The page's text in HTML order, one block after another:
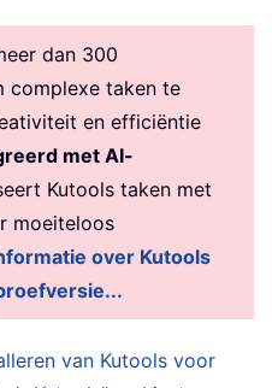
dan 300
complexe taken te
en efficiëntie
met AI-
Kutools taken met
moeiteloos
over Kutools
van Kutools voor